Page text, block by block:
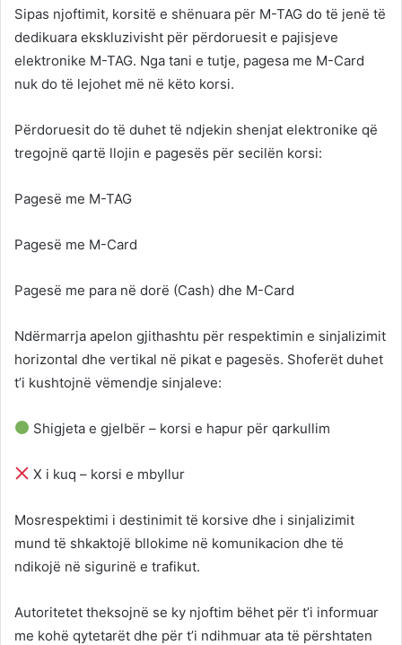
Sipas njoftimit, korsitë e shënuara për M-TAG do të jenë të
dedikuara ekskluzivisht për përdoruesit e pajisjeve
elektronike M-TAG. Nga tani e tutje, pagesa me M-Card
nuk do të lejohet më në këto korsi.
Përdoruesit do të duhet të ndjekin shenjat elektronike që
tregojnë qartë llojin e pagesës për secilën korsi:
Pagesë me M-TAG
Pagesë me M-Card
Pagesë me para në dorë (Cash) dhe M-Card
Ndërmarrja apelon gjithashtu për respektimin e sinjalizimit
horizontal dhe vertikal në pikat e pagesës. Shoferët duhet
t’i kushtojnë vëmendje sinjaleve:
Shigjeta e gjelbër – korsi e hapur për qarkullim
X i kuq – korsi e mbyllur
Mosrespektimi i destinimit të korsive dhe i sinjalizimit
mund të shkaktojë bllokime në komunikacion dhe të
ndikojë në sigurinë e trafikut.
Autoritetet theksojnë se ky njoftim bëhet për t’i informuar
me kohë qytetarët dhe për t’i ndihmuar ata të përshtaten